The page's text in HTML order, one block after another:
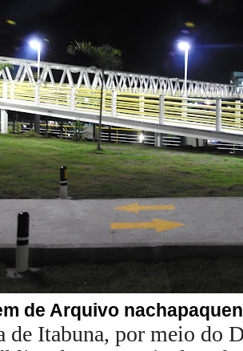
de Arquivo
de Itabuna, por meio do